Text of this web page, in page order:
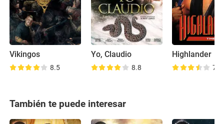
Vikingos
8.5
Yo, Claudio
8.8
Highlander
7.2
También te puede interesar